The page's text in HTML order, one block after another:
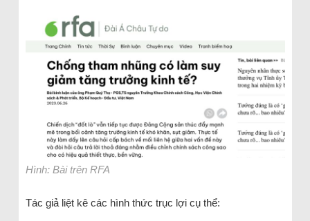
Hình: Bài trên RFA
Tác giả liệt kê các hình thức trục lợi cụ thể: